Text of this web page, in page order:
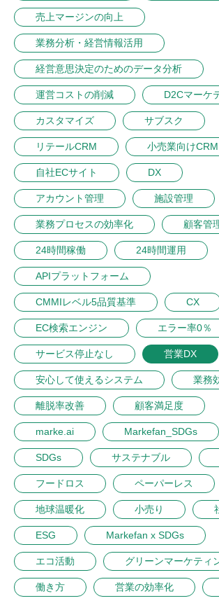
売上マージンの向上
業務分析・経営情報活用
経営意思決定のためのデータ分析
運営コストの削減 D2Cマーケ
カスタマイズ サブスク
リテールCRM 小売業向けCRM
自社ECサイト DX
アカウント管理 施設管理
業務プロセスの効率化 顧客管
24時間稼働 24時間運用
APIプラットフォーム
CMMIレベル5品質基準 CX
EC検索エンジン エラー率0％
サービス停止なし 営業DX
安心して使えるシステム 業務
離脱率改善 顧客満足度
marke.ai Markefan_SDGs
SDGs サステナブル
フードロス ペーパーレス
地球温暖化 小売り
ESG Markefan x SDGs
エコ活動 グリーンマーケティ
働き方 営業の効率化